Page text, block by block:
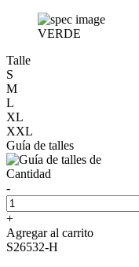
VERDE
Talle
S
M
L
XL
XXL
Guía de talles
Cantidad
-
+
Agregar al carrito
S26532-H